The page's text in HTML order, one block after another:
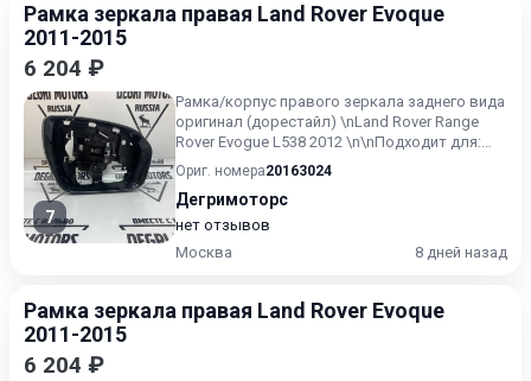
Рамка зеркала правая Land Rover Evoque
2011-2015
6 204 ₽
7
Рамка/корпус правого зеркала заднего вида
оригинал (дорестайл) \nLand Rover Range
Rover Evogue L538 2012 \n\nПодходит для:
\nRange Rover Evo...
Ориг. номера20163024
Дегримоторс
нет отзывов
Москва
8 дней назад
Рамка зеркала правая Land Rover Evoque
2011-2015
6 204 ₽